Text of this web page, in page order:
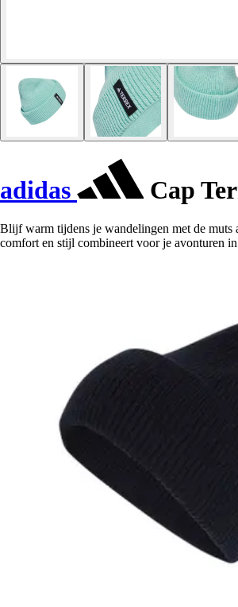
adidas Cap
Blijf warm tijdens je wandelingen met de muts
comfort en stijl combineert voor je avonturen in